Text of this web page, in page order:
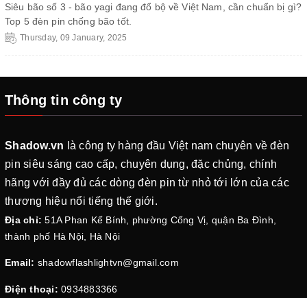
Siêu bão số 3 - bão yagi đang đổ bộ về Việt Nam, cần chuẩn bị gì?
Top 5 đèn pin chống bão tốt.
Thursday, 09 January, 2025
Thông tin công ty
Shadow.vn là công ty hàng đầu Việt nam chuyên về đèn
pin siêu sáng cao cấp, chuyên dụng, đặc chủng, chính
hãng với đầy đủ các dòng đèn pin từ nhỏ tới lớn của các
thương hiệu nổi tiếng thế giới.
Địa chỉ: 51A Phan Kế Bính, phường Cống Vị, quận Ba Đình,
thành phố Hà Nội, Hà Nội
Email: shadowflashlightvn@gmail.com
Điện thoại: 0934883366